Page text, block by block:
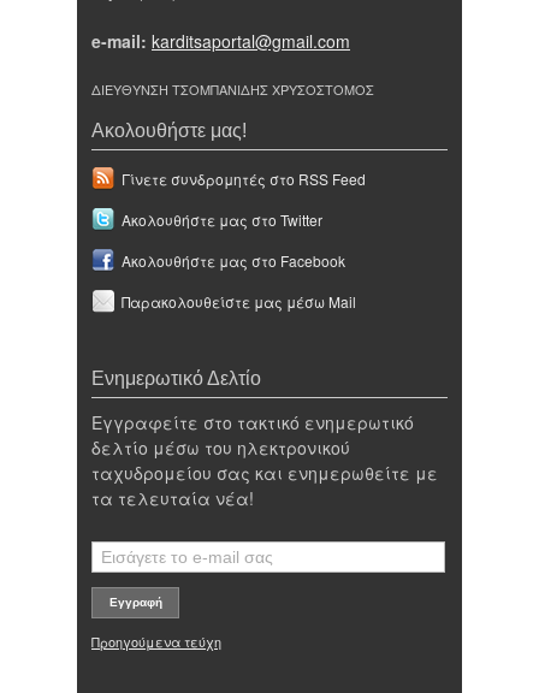
e-mail: karditsaportal@gmail.com
ΔΙΕΥΘΥΝΣΗ ΤΣΟΜΠΑΝΙΔΗΣ ΧΡΥΣΟΣΤΟΜΟΣ
Ακολουθήστε μας!
Γίνετε συνδρομητές στο RSS Feed
Ακολουθήστε μας στο Twitter
Ακολουθήστε μας στο Facebook
Παρακολουθείστε μας μέσω Mail
Ενημερωτικό Δελτίο
Εγγραφείτε στο τακτικό ενημερωτικό
δελτίο μέσω του ηλεκτρονικού
ταχυδρομείου σας και ενημερωθείτε με
τα τελευταία νέα!
Προηγούμενα τεύχη